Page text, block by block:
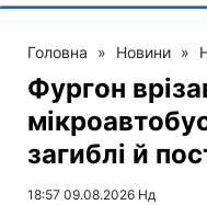
Головна » Новини »
Фургон
загиблі й
18:57 09.08.2026 Нд